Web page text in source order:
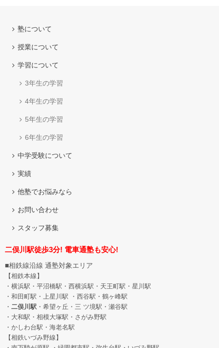
塾について
授業について
学習について
3年生の学習
4年生の学習
5年生の学習
6年生の学習
中学受験について
実績
他塾でお悩みなら
お問い合わせ
スタッフ募集
二俣川駅徒歩3分! 電車通塾も安心!
■相鉄線沿線 通塾対象エリア
【相鉄本線】
・横浜駅・平沼橋駅・西横浜駅・天王町駅・星川駅
・和田町駅 ・上星川駅 ・西谷駅・鶴ヶ峰駅
・ 二俣川駅 ・希望ヶ丘 ・三 ツ境駅・瀬谷駅
・大和駅・相模大塚駅・さがみ野駅
・かしわ台駅・海老名駅
【相鉄いづみ野線】